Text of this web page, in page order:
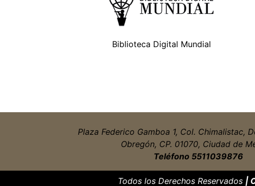
Biblioteca Digital Mundial
Plaza Federico Gamboa 1, Col. Chimalistac,
Obregón, CP. 01070, Ciudad de
Teléfono 5511039876
Todos los Derechos Reservados |